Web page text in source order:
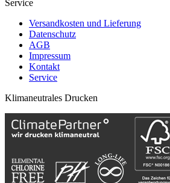
Service
Versandkosten und Lieferung
Datenschutz
AGB
Impressum
Kontakt
Service
Klimaneutrales Drucken